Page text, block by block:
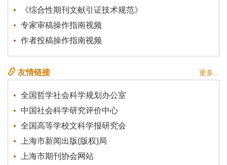
《综合性期刊文献引证技术规范》
专家审稿操作指南视频
作者投稿操作指南视频
友情链接 更多...
全国哲学社会科学规划办公室
中国社会科学研究评价中心
全国高等学校文科学报研究会
上海市新闻出版(版权)局
上海市期刊协会网站